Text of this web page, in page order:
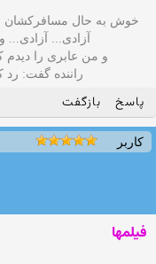
خوش به حال مسافرکشان
آزادی... آزادی...
و من عابری را دیدم
راننده گفت: رد
پاسخ بازگفت
کاربر
فیلمها